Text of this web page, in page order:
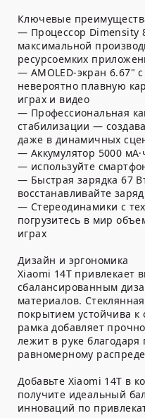
Ключевые
— Процессор Dimensity
максимальной
ресурсоемких
— AMOLED-экран 6.67"
невероятно плавную
играх и видео
— Профессиональная
стабилизации —
даже в динамичных
— Аккумулятор 5000
— используйте
— Быстрая зарядка 67
восстанавливайте
— Стереодинамики с
погрузитесь в мир
играх
Дизайн и эргономика
Xiaomi 14T привлекает
сбалансированным
материалов.
покрытием устойчива
рамка добавляет
лежит в руке
равномерному
Добавьте Xiaomi 14T в
получите идеальный
инноваций по